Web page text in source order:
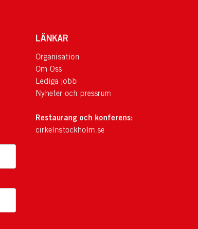
LÄNKAR
Organisation
Om Oss
Lediga jobb
Nyheter och pressrum
Restaurang och konferens:
cirkelnstockholm.se